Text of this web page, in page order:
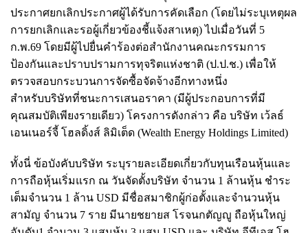
ประกาศยกเลิกประกาศผู้ได้รับการคัดเลือก (โดยไม่ระบุเหตุผล
การยกเลิกและรอผู้เกี่ยวข้องชี้แจ้งสาเหตุ) ไปเมื่อวันที่ 5
ก.พ.69 โดยมีผู้ไปยื่นคำร้องต่อสำนักงานคณะกรรมการ
ป้องกันและปราบปรามการทุจริตแห่งชาติ (ป.ป.ช.) เพื่อให้
ตรวจสอบกระบวนการจัดซื้อจัดจ้างอีกทางหนึ่ง
สำหรับบริษัทที่ชนะการเสนอราคา (มีผู้ประกอบการที่มี
คุณสมบัติเพียงรายเดียว) โครงการดังกล่าว คือ บริษัท เว้ลธ์
เอนเนอร์จี้ โฮลดิ้งส์ ลิมิเต็ด (Wealth Energy Holdings Limited)
ทั้งนี่ ข้อบังคับบริษัท ระบุรายละเอียดเกี่ยวกับทุนเรือนหุ้นและ
การถือหุ้นเริ่มแรก ณ วันจัดตั้งบริษัท จำนวน 1 ล้านหุ้น ชำระ
เต็มจำนวน 1 ล้าน USD มีชื่อสมาชิกผู้ก่อตั้งและจำนวนหุ้น
สามัญ จำนวน 7 ราย มีนายชยายส โรจนกตัญญู ถือหุ้นใหญ่